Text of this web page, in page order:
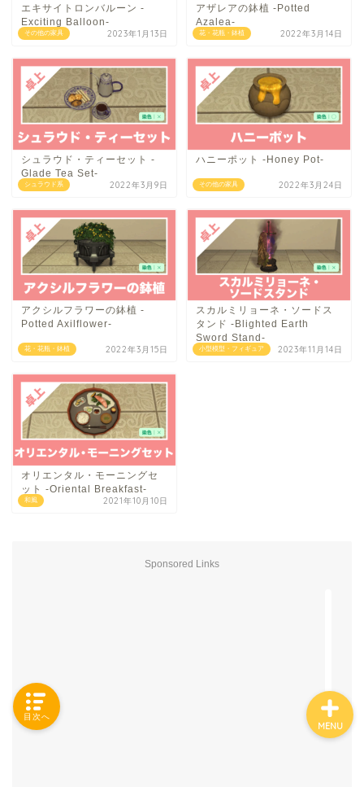
その他の家具
エキサイトロンバルーン -
Exciting Balloon-
2023年1月13日 花・花瓶・鉢植
アザレアの鉢植 -Potted
Azalea-
2022年3月14日
シュラウド系
シュラウド・ティーセット -
Glade Tea Set-
2022年3月9日 その他の家具
ハニーポット -Honey Pot-
2022年3月24日
花・花瓶・鉢植
アクシルフラワーの鉢植 -
Potted Axilflower-
2022年3月15日 小型模型・フィギュア
スカルミリョーネ・ソードス
タンド -Blighted Earth
Sword Stand-
2023年11月14日
和風
オリエンタル・モーニングセ
ット -Oriental Breakfast-
2021年10月10日
Sponsored Links
MENU
「カテゴリー」の一覧 -
目次へ